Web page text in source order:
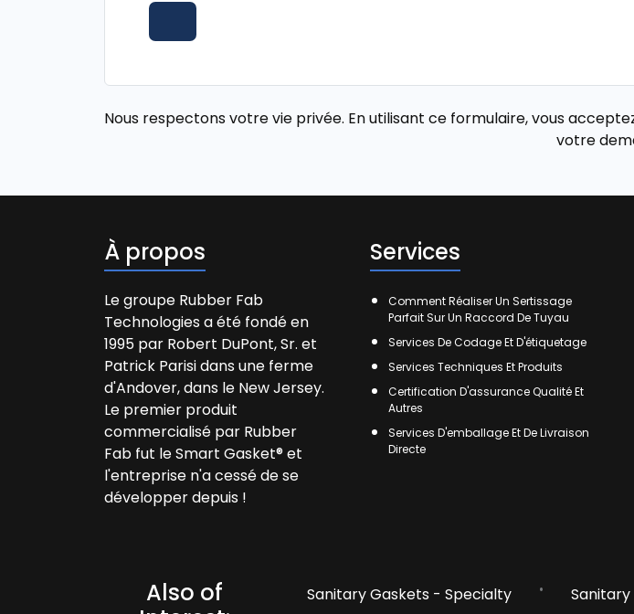
Nous respectons votre vie privée. En utilisant ce formulaire, vous
votre
À propos
Le groupe Rubber Fab
Technologies a été fondé en
1995 par Robert DuPont, Sr. et
Patrick Parisi dans une ferme
d'Andover, dans le New Jersey.
Le premier produit
commercialisé par Rubber
Fab fut le Smart Gasket® et
l'entreprise n'a cessé de se
développer depuis !
Services
Comment Réaliser Un Sertissage
Parfait Sur Un Raccord De Tuyau
Services De Codage Et D'étiquetage
Services Techniques Et Produits
Certification D'assurance Qualité Et
Autres
Services D'emballage Et De Livraison
Directe
Also of
Sanitary Gaskets - Specialty
Sanitary